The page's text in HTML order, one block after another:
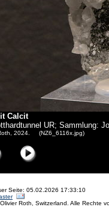
Calcit
UR; Sammlung:
2024. (NZ6_6116x.jpg)
Seite: 05.02.2026 17:33:10
Roth, Switzerland. Alle Rechte